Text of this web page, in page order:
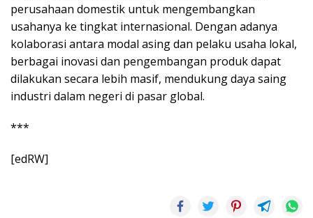
perusahaan domestik untuk mengembangkan
usahanya ke tingkat internasional. Dengan adanya
kolaborasi antara modal asing dan pelaku usaha lokal,
berbagai inovasi dan pengembangan produk dapat
dilakukan secara lebih masif, mendukung daya saing
industri dalam negeri di pasar global.
***
[edRW]